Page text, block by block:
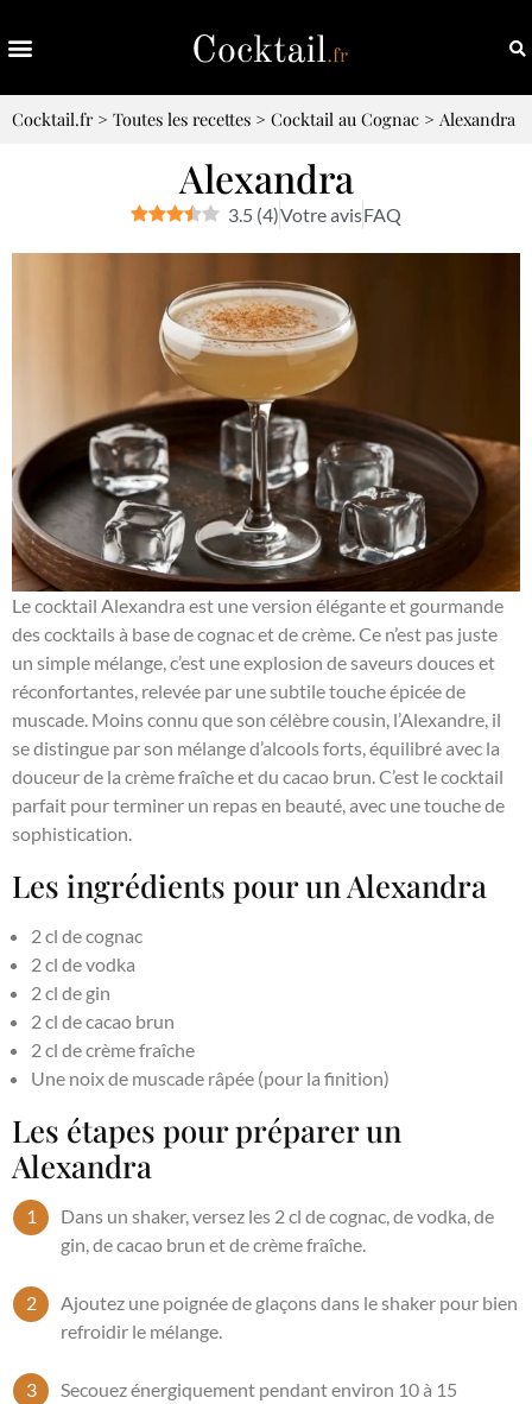
Cocktail.fr> Toutes les recettes > Cocktail au Cognac > Alexandra
Alexandra
3.5 (4)Votre avisFAQ
Le cocktail Alexandra est une version élégante et gourmande
des cocktails à base de cognac et de crème. Ce n’est pas juste
un simple mélange, c’est une explosion de saveurs douces et
réconfortantes, relevée par une subtile touche épicée de
muscade. Moins connu que son célèbre cousin, l’Alexandre, il
se distingue par son mélange d’alcools forts, équilibré avec la
douceur de la crème fraîche et du cacao brun. C’est le cocktail
parfait pour terminer un repas en beauté, avec une touche de
sophistication.
Les ingrédients pour un Alexandra
2 cl de cognac
2 cl de vodka
2 cl de gin
2 cl de cacao brun
2 cl de crème fraîche
Une noix de muscade râpée (pour la finition)
Les étapes pour préparer un
Alexandra
Dans un shaker, versez les 2 cl de cognac, de vodka, de
gin, de cacao brun et de crème fraîche.
Ajoutez une poignée de glaçons dans le shaker pour bien
refroidir le mélange.
Secouez énergiquement pendant environ 10 à 15